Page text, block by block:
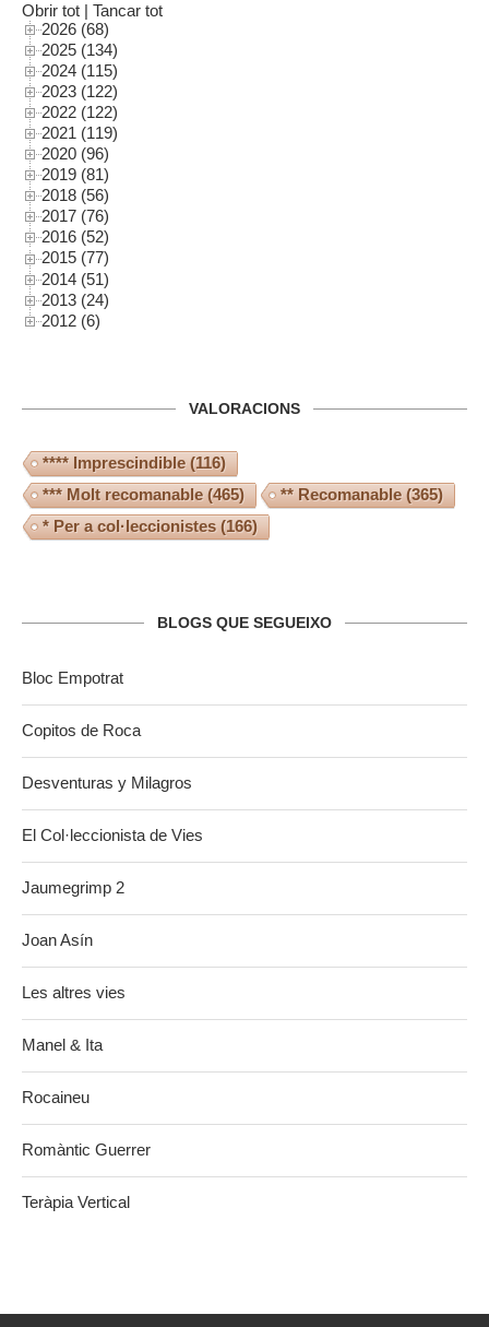
Obrir tot | Tancar tot
2026 (68)
2025 (134)
2024 (115)
2023 (122)
2022 (122)
2021 (119)
2020 (96)
2019 (81)
2018 (56)
2017 (76)
2016 (52)
2015 (77)
2014 (51)
2013 (24)
2012 (6)
VALORACIONS
**** Imprescindible(116)
*** Molt recomanable(465) ** Recomanable(365)
* Per a col·leccionistes (166)
BLOGS QUE SEGUEIXO
Bloc Empotrat
Copitos de Roca
Desventuras y Milagros
El Col·leccionista de Vies
Jaumegrimp 2
Joan Asín
Les altres vies
Manel & Ita
Rocaineu
Romàntic Guerrer
Teràpia Vertical